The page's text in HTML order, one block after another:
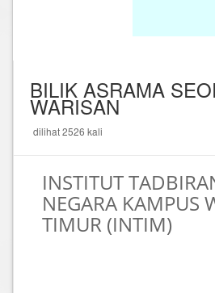
BILIK ASRAMA
WARISAN
dilihat 2526 kali
INSTITUT
NEGARA KAMPUS
TIMUR (INTIM)